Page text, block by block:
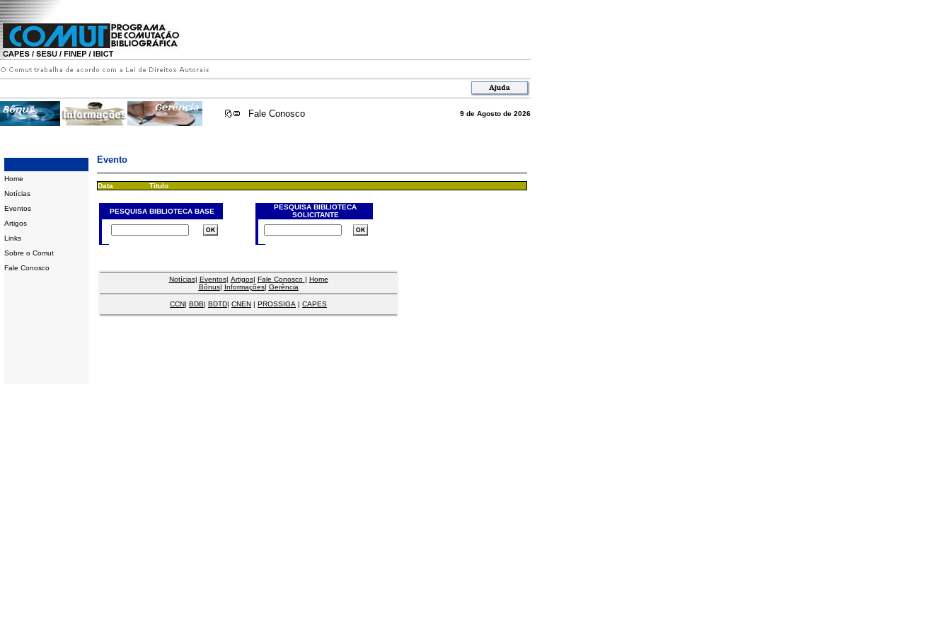
Fale Conosco 9 de Agosto de 2026
Home
Notícias
Eventos
Artigos
Links
Sobre o Comut
Fale Conosco
Evento
Data Título
PESQUISA BIBLIOTECA BASE
PESQUISA BIBLIOTECA
SOLICITANTE
Notícias| Eventos| Artigos| Fale Conosco | Home
Bônus| Informações| Gerência
CCN| BDB| BDTD| CNEN | PROSSIGA | CAPES